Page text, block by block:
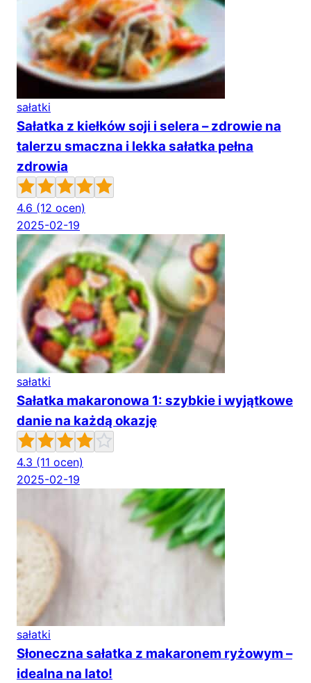
sałatki
Sałatka z kiełków soji i selera – zdrowie na
talerzu smaczna i lekka sałatka pełna
zdrowia
4.6 (12 ocen)
2025-02-19
sałatki
Sałatka makaronowa 1: szybkie i wyjątkowe
danie na każdą okazję
4.3 (11 ocen)
2025-02-19
sałatki
Słoneczna sałatka z makaronem ryżowym –
idealna na lato!